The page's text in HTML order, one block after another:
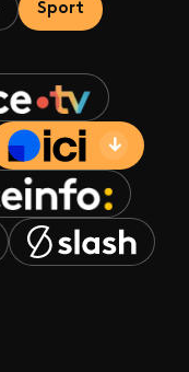
Sport